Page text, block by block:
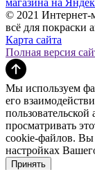
© 2021 Интернет-
всё для покраски
Карта сайта
Полная версия
Мы используем
его
просматривать
cookie-файлов. Вы
настройках
Принять